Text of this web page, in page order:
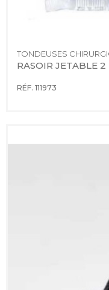
TONDEUSES
RASOIR JETABLE
RÉF. 111973